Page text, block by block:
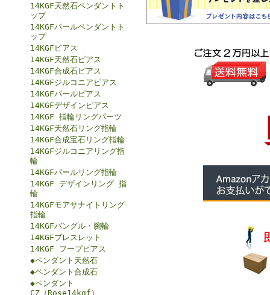
14KGF天然石ペンダントト
ップ
14KGFパールペンダントト
ップ
14KGFピアス
14KGF天然石ピアス
14KGF合成石ピアス
14KGFジルコニアピアス
14KGFパールピアス
14KGFデザインピアス
14KGF 指輪リングパーツ
14KGF天然石リング指輪
14KGF合成宝石リング指輪
14KGFジルコニアリング指
輪
14KGFパールリング指輪
14KGF デザインリング 指
輪
14KGFモアサナイトリング
指輪
14KGFバングル・腕輪
14KGFブレスレット
14KGF フープピアス
◆ペンダント天然石
◆ペンダント合成石
◆ペンダント
CZ（Rose14kgf）